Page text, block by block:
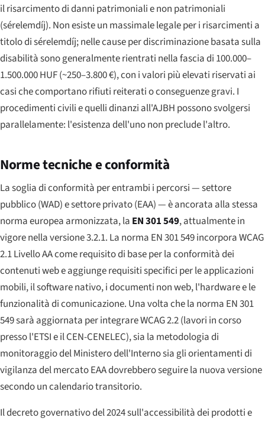
il risarcimento di danni patrimoniali e non patrimoniali
(sérelemdíj). Non esiste un massimale legale per i risarcimenti a
titolo di sérelemdíj; nelle cause per discriminazione basata sulla
disabilità sono generalmente rientrati nella fascia di 100.000–
1.500.000 HUF (~250–3.800 €), con i valori più elevati riservati ai
casi che comportano rifiuti reiterati o conseguenze gravi. I
procedimenti civili e quelli dinanzi all'AJBH possono svolgersi
parallelamente: l'esistenza dell'uno non preclude l'altro.
Norme tecniche e conformità
La soglia di conformità per entrambi i percorsi — settore
pubblico (WAD) e settore privato (EAA) — è ancorata alla stessa
norma europea armonizzata, la EN 301 549, attualmente in
vigore nella versione 3.2.1. La norma EN 301 549 incorpora WCAG
2.1 Livello AA come requisito di base per la conformità dei
contenuti web e aggiunge requisiti specifici per le applicazioni
mobili, il software nativo, i documenti non web, l'hardware e le
funzionalità di comunicazione. Una volta che la norma EN 301
549 sarà aggiornata per integrare WCAG 2.2 (lavori in corso
presso l'ETSI e il CEN-CENELEC), sia la metodologia di
monitoraggio del Ministero dell'Interno sia gli orientamenti di
vigilanza del mercato EAA dovrebbero seguire la nuova versione
secondo un calendario transitorio.
Il decreto governativo del 2024 sull'accessibilità dei prodotti e